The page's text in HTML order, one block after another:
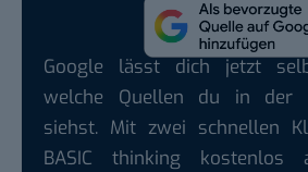
Google lässt dich jetzt
welche Quellen du in der
siehst. Mit zwei schnellen
BASIC thinking kostenlos